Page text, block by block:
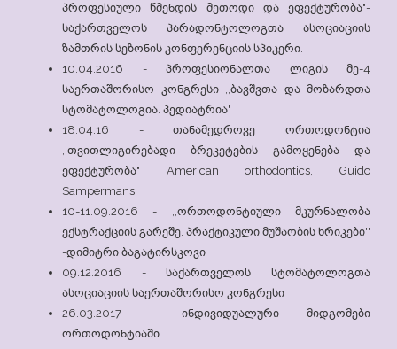
პროფესიული წმენდის მეთოდი და ეფექტურობა"-
საქართველოს პარადონტოლოგთა ასოციაციის
ზამთრის სეზონის კონფერენციის სპიკერი.
10.04.2016 - პროფესიონალთა ლიგის მე-4
საერთაშორისო კონგრესი ,,ბავშვთა და მოზარდთა
სტომატოლოგია. პედიატრია"
18.04.16 - თანამედროვე ორთოდონტია
,,თვითლიგირებადი ბრეკეტების გამოყენება და
ეფექტურობა" American orthodontics, Guido
Sampermans.
10-11.09.2016 - ,,ორთოდონტიული მკურნალობა
ექსტრაქციის გარეშე. პრაქტიკული მუშაობის ხრიკები''
-დიმიტრი ბაგატირსკოვი
09.12.2016 - საქართველოს სტომატოლოგთა
ასოციაციის საერთაშორისო კონგრესი
26.03.2017 - ინდივიდუალური მიდგომები
ორთოდონტიაში.